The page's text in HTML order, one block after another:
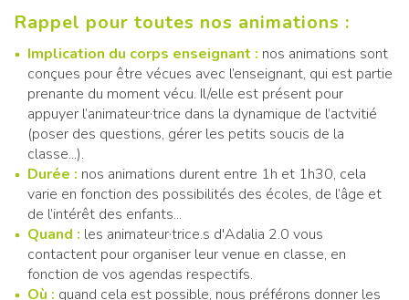
Rappel pour toutes nos animations :
Implication du corps enseignant : nos animations sont
conçues pour être vécues avec l’enseignant, qui est partie
prenante du moment vécu. Il/elle est présent pour
appuyer l’animateur·trice dans la dynamique de l’actvitié
(poser des questions, gérer les petits soucis de la
classe...).
Durée : nos animations durent entre 1h et 1h30, cela
varie en fonction des possibilités des écoles, de l’âge et
de l’intérêt des enfants...
Quand : les animateur·trice.s d'Adalia 2.0 vous
contactent pour organiser leur venue en classe, en
fonction de vos agendas respectifs.
Où : quand cela est possible, nous préférons donner les